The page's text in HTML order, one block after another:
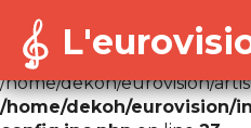
Warning
: Cannot modify
already sent by (output
/home/dekoh/eurovision/
/home/dekoh/eurovision/